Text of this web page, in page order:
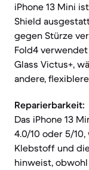
iPhone 13 Mini
Shield
gegen Stürze
Fold4
Glass Victus+,
andere,
Reparierbarkeit:
Das iPhone 13
4.0/10 oder 5/
Klebstoff und
hinweist,